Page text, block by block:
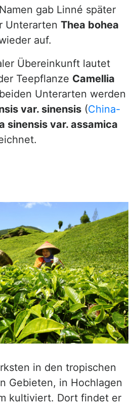
gab Linné später
Unterarten Thea bohea
auf.
Übereinkunft lautet
Teepflanze Camellia
Unterarten werden
var. sinensis (China-
sinensis var. assamica
in den tropischen
Gebieten, in Hochlagen
kultiviert. Dort findet er